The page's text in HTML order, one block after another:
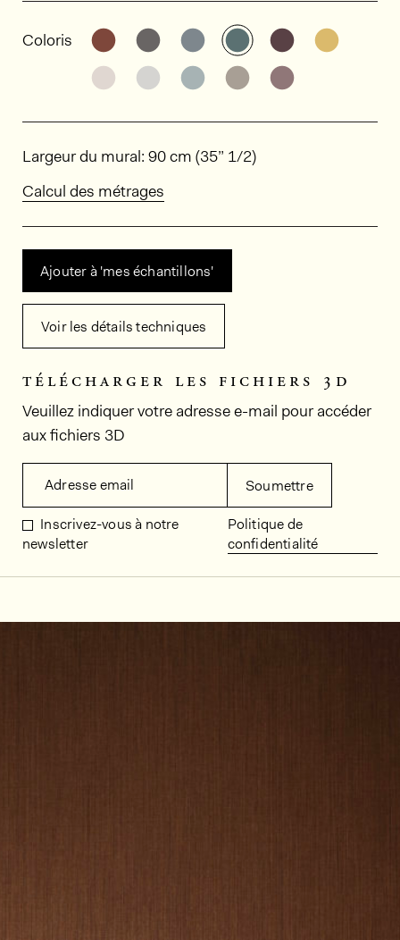
Informations générales sur le
Coloris Découvrir d'autres variantes: ODE2118
Découvrir d'autres variantes:
Découvrir d'autres
Découvrir d'autres
Découvrir
Découvrir d'autres variantes: ODE2803
Découvrir d'autres variantes:
Découvrir d'autres
Découvrir d'autres
Dimensions
Largeur du mural: 90 cm (35” 1/2)
Calcul des métrages
Ajouter à 'mes échantillons'
Voir les détails techniques
télécharger les fichiers 3d
Veuillez indiquer votre adresse e-mail pour accéder
aux fichiers 3D
Adresse email Soumettre
Inscrivez-vous à notre
newsletter
Politique de
confidentialité